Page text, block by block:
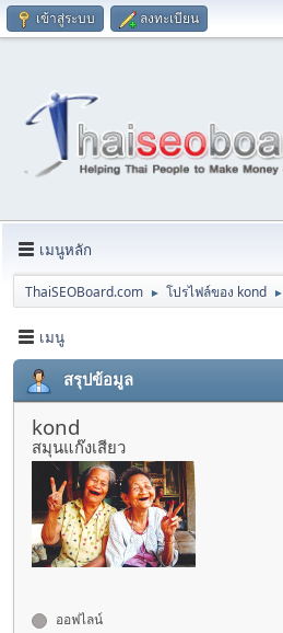
เข้าสู่ระบบ ลงทะเบียน
เมนูหลัก
ThaiSEOBoard.com ► โปรไฟล์ของ kond ►
เมนู
สรุปข้อมูล
kond
สมุนแก๊งเสียว
ออฟไลน์